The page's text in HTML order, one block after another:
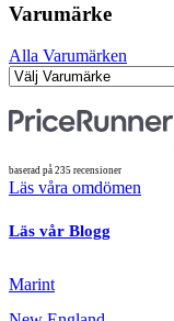
Varumärke
Alla Varumärken
baserad på 235 recensioner
Läs våra omdömen
Läs vår Blogg
Marint